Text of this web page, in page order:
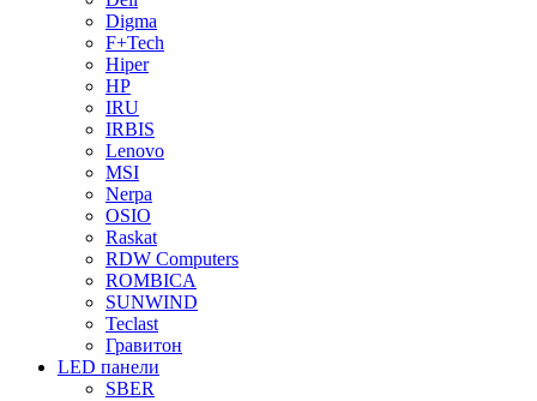
Digma
F+Tech
Hiper
HP
IRU
IRBIS
Lenovo
MSI
Nerpa
OSIO
Raskat
RDW Computers
ROMBICA
SUNWIND
Teclast
Гравитон
LED панели
SBER